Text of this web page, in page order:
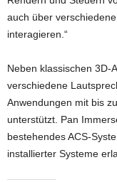
auch über
interagieren.“
Neben klassischen 3D-
verschiedene
Anwendungen mit bis
unterstützt. Pan
bestehendes ACS-
installierter Systeme